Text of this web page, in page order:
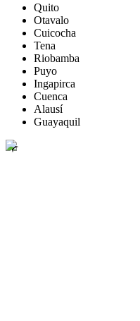
Quito
Otavalo
Cuicocha
Tena
Riobamba
Puyo
Ingapirca
Cuenca
Alausí
Guayaquil